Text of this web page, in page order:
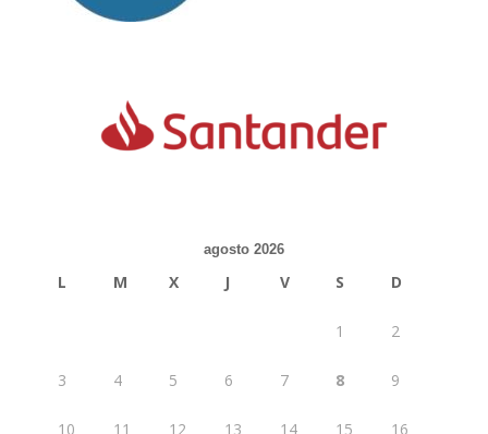
agosto 2026
L M X J V S D
1 2
3 4 5 6 7 8 9
10 11 12 13 14 15 16